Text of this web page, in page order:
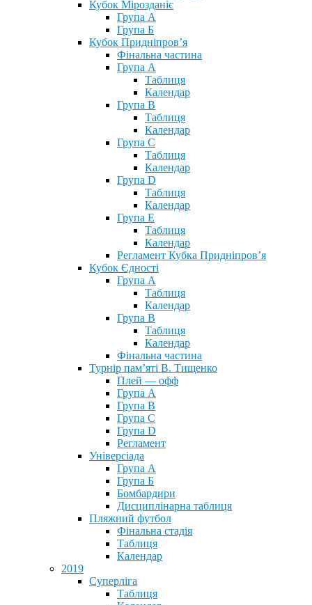
Кубок Мірозданіє
Група А
Група Б
Кубок Придніпров’я
Фінальна частина
Група А
Таблиця
Календар
Група В
Таблиця
Календар
Група С
Таблиця
Календар
Група D
Таблиця
Календар
Група Е
Таблиця
Календар
Регламент Кубка Придніпров’я
Кубок Єдності
Група А
Таблиця
Календар
Група В
Таблиця
Календар
Фінальна частина
Турнір пам’яті В. Тищенко
Плей — офф
Група А
Група B
Група С
Група D
Регламент
Універсіада
Група А
Група Б
Бомбардири
Дисциплінарна таблиця
Пляжний футбол
Фінальна стадія
Таблиця
Календар
2019
Суперліга
Таблиця